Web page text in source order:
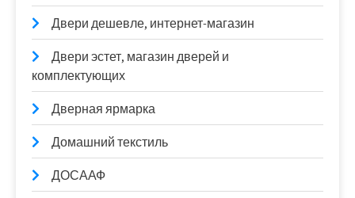
Двери дешевле, интернет-магазин
Двери эстет, магазин дверей и
комплектующих
Дверная ярмарка
Домашний текстиль
ДОСААФ